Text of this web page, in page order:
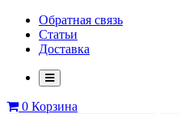
Обратная связь
Статьи
Доставка
0 Корзина